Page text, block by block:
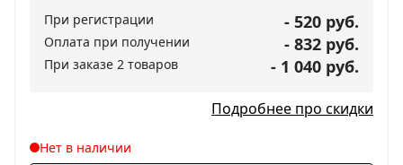
При регистрации - 520 руб.
Оплата при получении - 832 руб.
При заказе 2 товаров - 1 040 руб.
Подробнее про скидки
Нет в наличии